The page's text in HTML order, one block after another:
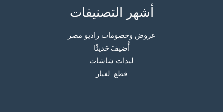
أشهر التصنيفات
عروض وخصومات راديو مصر
أُضيفَ حَديثًا
ليدات شاشات
قطع الغيار